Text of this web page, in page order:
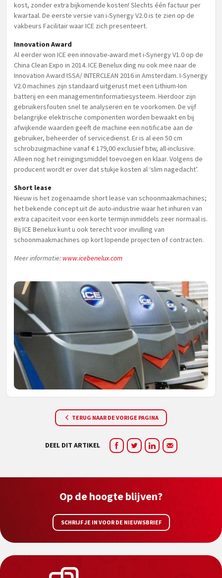
kost, zonder extra bijkomende kosten! Slechts één factuur per
kwartaal. De eerste versie van i-Synergy V2.0 is te zien op de
vakbeurs Facilitair waar ICE zich presenteert.
Innovation Award
Al eerder won ICE een innovatie-award met i-Synergy V1.0 op de
China Clean Expo in 2014. ICE Benelux ding nu ook mee naar de
Innovation Award ISSA/ INTERCLEAN 2016 in Amsterdam. I-Synergy
V2.0 machines zijn standaard uitgerust met een Lithium-Ion
batterij en een managementinformatiesysteem. Hierdoor zijn
gebruikersfouten snel te analyseren en te voorkomen. De vijf
belangrijke elektrische componenten worden bewaakt en bij
afwijkende waarden geeft de machine een notificatie aan de
gebruiker, beheerder of servicedienst. Er is al een 50 cm
schrobzuigmachine vanaf € 179,00 exclusief btw, all-inclusive.
Alleen nog het reinigingsmiddel toevoegen en klaar. Volgens de
producent wordt er over dat stukje kosten al ‘slim nagedacht’.
Short lease
Nieuw is het zogenaamde short lease van schoonmaakmachines;
het bekende concept uit de auto-industrie waar het inhuren van
extra capaciteit voor een korte termijn inmiddels zeer normaal is.
Bij ICE Benelux kunt u ook terecht voor invulling van
schoonmaakmachines op kort lopende projecten of contracten.
Meer informatie: www.icebenelux.com
TERUG NAAR DE VORIGE PAGINA
DEEL DIT ARTIKEL
Op de hoogte blijven?
SCHRIJF JE IN VOOR DE NIEUWSBRIEF